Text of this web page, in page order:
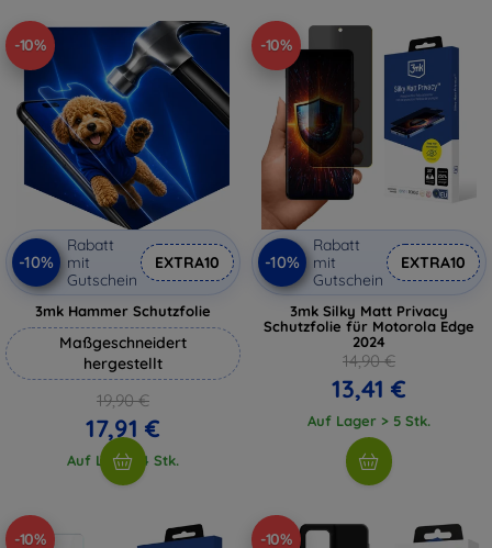
-10%
-10%
Rabatt
mit
Gutschein
EXTRA10
3mk Hammer Schutzfolie
Maßgeschneidert
hergestellt
19,90 €
17,91 €
Auf Lager 4 Stk.
-10%
-10%
Rabatt
mit
Gutschein
EXTRA10
3mk Silky Matt Privacy
Schutzfolie für Motorola Edge
2024
14,90 €
13,41 €
Auf Lager > 5 Stk.
-10% -10%